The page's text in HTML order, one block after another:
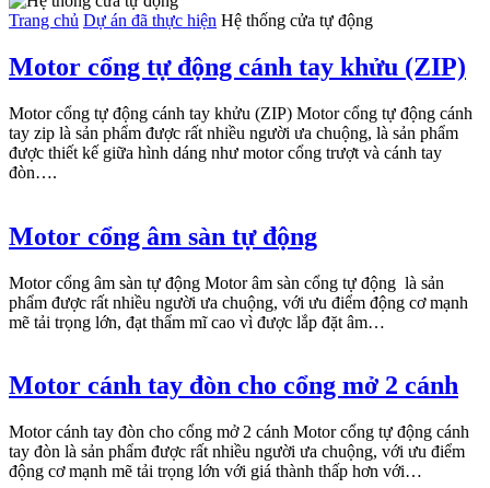
Trang chủ Dự án đã thực hiện Hệ thống cửa tự động
Motor cổng tự động cánh tay khửu (ZIP)
Motor cổng tự động cánh tay khửu (ZIP) Motor cổng tự động cánh
tay zip là sản phẩm được rất nhiều người ưa chuộng, là sản phẩm
được thiết kế giữa hình dáng như motor cổng trượt và cánh tay
đòn….
Motor cổng âm sàn tự động
Motor cổng âm sàn tự động Motor âm sàn cổng tự động là sản
phẩm được rất nhiều người ưa chuộng, với ưu điểm động cơ mạnh
mẽ tải trọng lớn, đạt thẩm mĩ cao vì được lắp đặt âm…
Motor cánh tay đòn cho cổng mở 2 cánh
Motor cánh tay đòn cho cổng mở 2 cánh Motor cổng tự động cánh
tay đòn là sản phẩm được rất nhiều người ưa chuộng, với ưu điểm
động cơ mạnh mẽ tải trọng lớn với giá thành thấp hơn với…